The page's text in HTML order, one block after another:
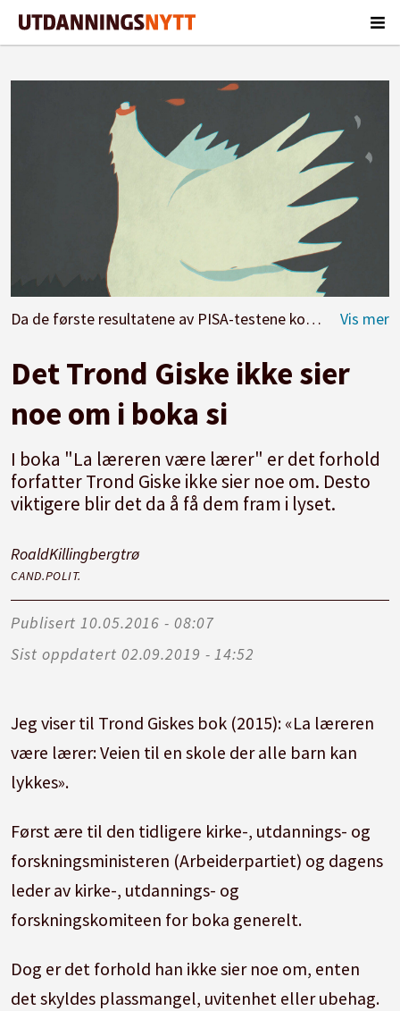
Da de første resultatene av PISA-testene kom, begynte enkelte politikere, byråkrater, næringslivsledere og ulike media straks å spre dommedagsbudskapet om den norske skolen, og det ble iverksatt panikktiltak. Som forvirrete og hodeløse høns fartet de omkring ... Illustrasjon: Tone Lileng
Det Trond Giske ikke sier
noe om i boka si
I boka "La læreren være lærer" er det forhold
forfatter Trond Giske ikke sier noe om. Desto
viktigere blir det da å få dem fram i lyset.
RoaldKillingbergtrø
CAND.POLIT.
Publisert
10.05.2016 - 08:07
Sist oppdatert
02.09.2019 - 14:52
Jeg viser til Trond Giskes bok (2015): «La læreren
være lærer: Veien til en skole der alle barn kan
lykkes».
Først ære til den tidligere kirke-, utdannings- og
forskningsministeren (Arbeiderpartiet) og dagens
leder av kirke-, utdannings- og
forskningskomiteen for boka generelt.
Dog er det forhold han ikke sier noe om, enten
det skyldes plassmangel, uvitenhet eller ubehag.